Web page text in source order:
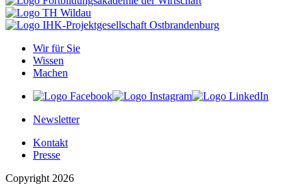
Wir für Sie
Wissen
Machen
Newsletter
Kontakt
Presse
Copyright 2026